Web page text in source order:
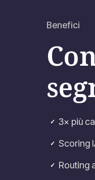
Benefici
✓ 3× più
✓ Scoring
✓ Routing